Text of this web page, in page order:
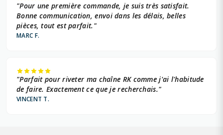
"Pour une première commande, je suis très satisfait.
Bonne communication, envoi dans les délais, belles
pièces, tout est parfait."
MARC F.
"Parfait pour riveter ma chaîne RK comme j'ai l'habitude
de faire. Exactement ce que je recherchais."
VINCENT T.